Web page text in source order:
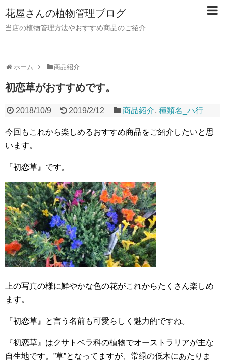
花屋さんの植物管理ブログ
当店の植物管理方法やおすすめ商品のご紹介
ホーム 商品紹介
初恋草がおすすめです。
2018/10/9 2019/2/12 商品紹介,種類名_ハ行
今回もこれから楽しめるおすすめ商品をご紹介したいと思
います。
『初恋草』です。
上の写真の様に鮮やかな色の花がこれからたくさん楽しめ
ます。
『初恋草』と言う名前も可愛らしく魅力的ですね。
『初恋草』はクサトベラ科の植物でオーストラリアが主な
自生地です。”草”となってますが、常緑の低木にあたりま